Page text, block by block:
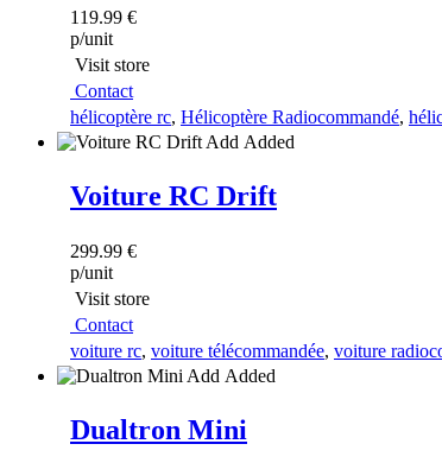
119.99 €
p/unit
Visit store
Contact
hélicoptère rc, Hélicoptère Radiocommandé,
Add Added
Voiture RC Drift
299.99 €
p/unit
Visit store
Contact
voiture rc, voiture télécommandée, voiture
Add Added
Dualtron Mini